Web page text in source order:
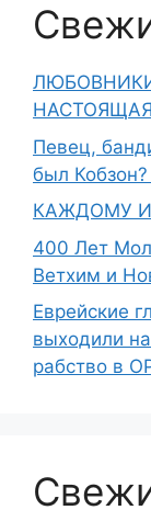
Певец,
был
КАЖДОМУ
400 Лет
Ветхим и
Еврейские
выходили
рабство в